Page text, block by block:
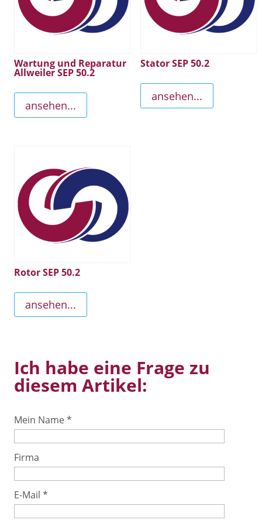
Wartung und Reparatur
Allweiler SEP 50.2
ansehen...
Stator SEP 50.2
ansehen...
Rotor SEP 50.2
ansehen...
Ich habe eine Frage zu
diesem Artikel:
Mein Name*
Firma
E-Mail *